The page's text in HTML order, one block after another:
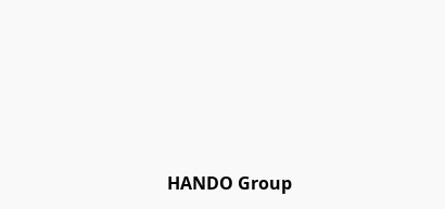
HANDO Group